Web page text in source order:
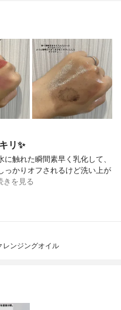
リ✨
触れた瞬間素早く乳化して、
っかりオフされるけど洗い上が
きを見る
レンジングオイル